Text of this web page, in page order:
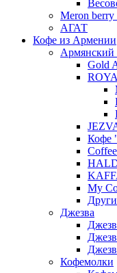
Meron berry
АГАТ
Кофе из Армении
Армянский
Gold
Кофе
My
Джезва
Кофемолки